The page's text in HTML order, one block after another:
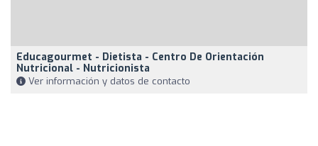
Educagourmet - Dietista - Centro De Orientación
Nutricional - Nutricionista
Ver información y datos de contacto